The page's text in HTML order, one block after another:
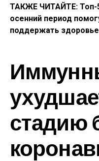
ТАКЖЕ ЧИТАЙТЕ: Топ-
осенний период
поддержать здоровье
стадию